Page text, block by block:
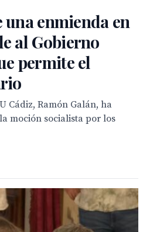
una enmienda en
al Gobierno
permite el
Cádiz, Ramón Galán, ha
moción socialista por los